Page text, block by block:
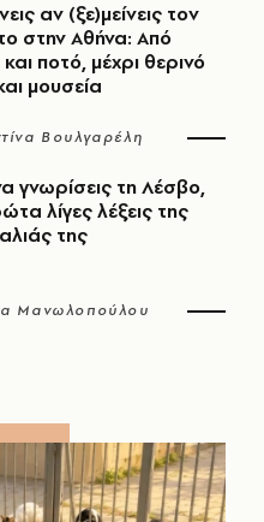
αν (ξε)μείνεις τον
στην Αθήνα: Από
ποτό, μέχρι θερινό
μουσεία
Βουλγαρέλη
γνωρίσεις τη Λέσβο,
λίγες λέξεις της
της
Μανωλοπούλου